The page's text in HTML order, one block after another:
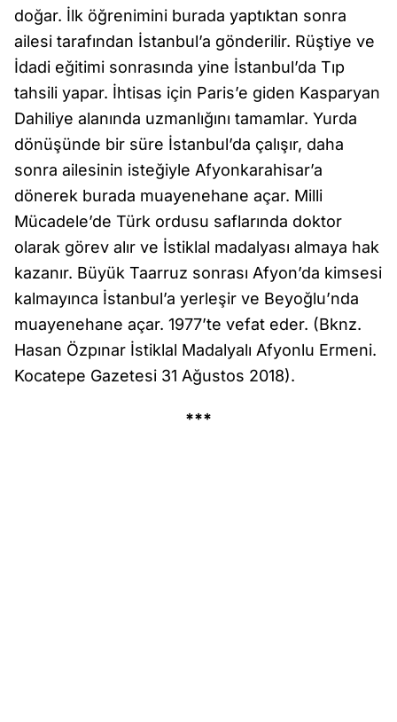
doğar. İlk öğrenimini burada yaptıktan sonra
ailesi tarafından İstanbul’a gönderilir. Rüştiye ve
İdadi eğitimi sonrasında yine İstanbul’da Tıp
tahsili yapar. İhtisas için Paris’e giden Kasparyan
Dahiliye alanında uzmanlığını tamamlar. Yurda
dönüşünde bir süre İstanbul’da çalışır, daha
sonra ailesinin isteğiyle Afyonkarahisar’a
dönerek burada muayenehane açar. Milli
Mücadele’de Türk ordusu saflarında doktor
olarak görev alır ve İstiklal madalyası almaya hak
kazanır. Büyük Taarruz sonrası Afyon’da kimsesi
kalmayınca İstanbul’a yerleşir ve Beyoğlu’nda
muayenehane açar. 1977’te vefat eder. (Bknz.
Hasan Özpınar İstiklal Madalyalı Afyonlu Ermeni.
Kocatepe Gazetesi 31 Ağustos 2018).
***